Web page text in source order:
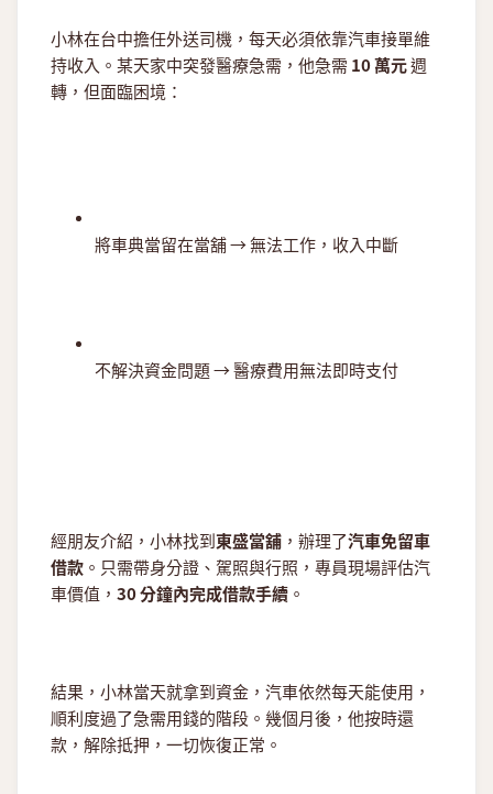
小林在台中擔任外送司機，每天必須依靠汽車接單維
持收入。某天家中突發醫療急需，他急需 10 萬元週
轉，但面臨困境：
將車典當留在當舖 → 無法工作，收入中斷
不解決資金問題 → 醫療費用無法即時支付
經朋友介紹，小林找到東盛當舖 ，辦理了汽車免留車
借款 。只需帶身分證、駕照與行照，專員現場評估汽
車價值， 30 分鐘內完成借款手續 。
結果，小林當天就拿到資金，汽車依然每天能使用，
順利度過了急需用錢的階段。幾個月後，他按時還
款，解除抵押，一切恢復正常。